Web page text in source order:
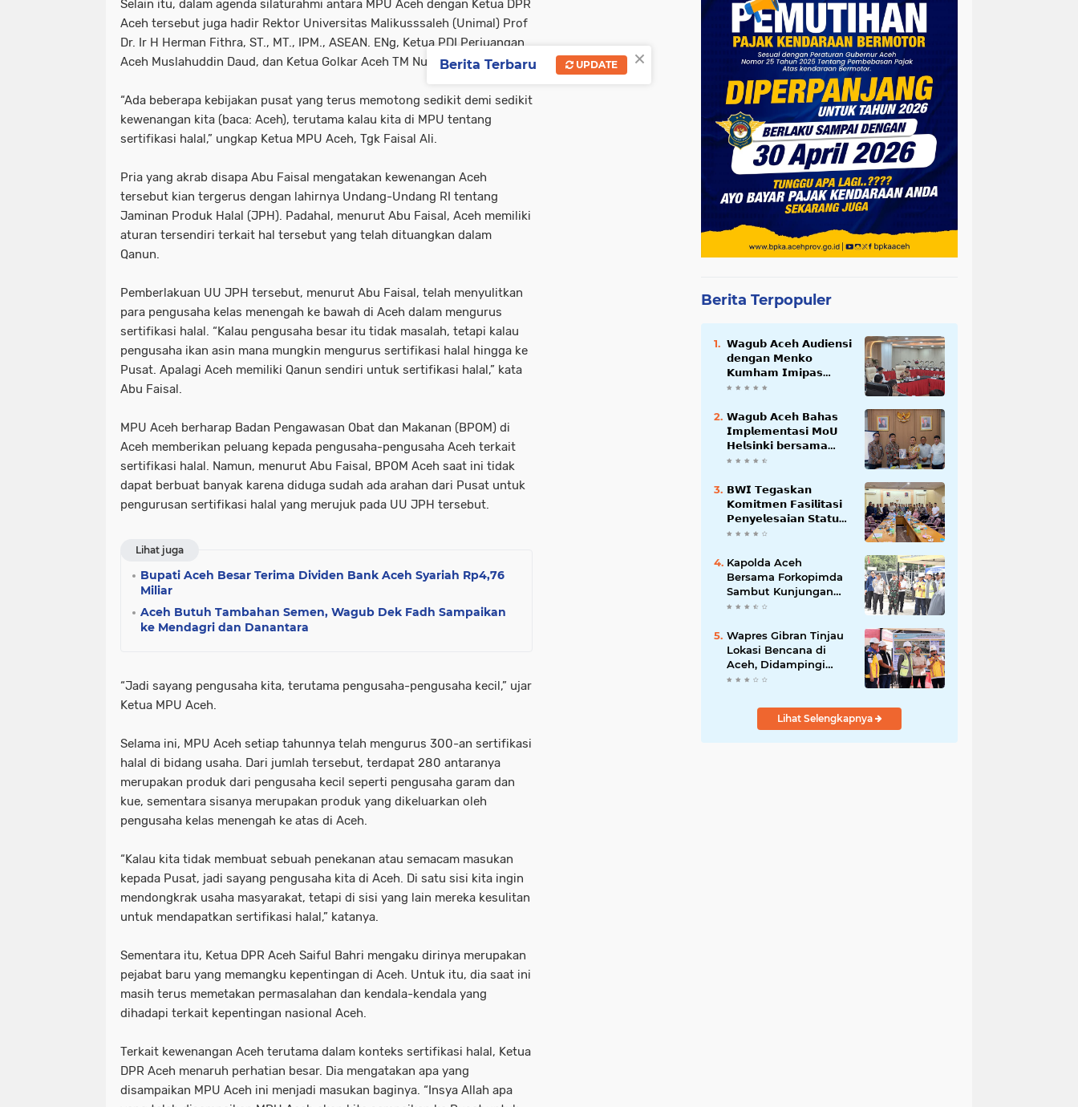
Selain itu, dalam agenda silaturahmi antara MPU Aceh dengan Ketua DPR
Aceh tersebut juga hadir Rektor Universitas Malikusssaleh (Unimal) Prof
Dr. Ir H Herman Fithra, ST., MT., IPM., ASEAN. ENg, Ketua PDI Perjuangan
Aceh Muslahuddin Daud, dan Ketua Golkar Aceh TM Nurlif.
“Ada beberapa kebijakan pusat yang terus memotong sedikit demi sedikit
kewenangan kita (baca: Aceh), terutama kalau kita di MPU tentang
sertifikasi halal,” ungkap Ketua MPU Aceh, Tgk Faisal Ali.
Pria yang akrab disapa Abu Faisal mengatakan kewenangan Aceh
tersebut kian tergerus dengan lahirnya Undang-Undang RI tentang
Jaminan Produk Halal (JPH). Padahal, menurut Abu Faisal, Aceh memiliki
aturan tersendiri terkait hal tersebut yang telah dituangkan dalam
Qanun.
Pemberlakuan UU JPH tersebut, menurut Abu Faisal, telah menyulitkan
para pengusaha kelas menengah ke bawah di Aceh dalam mengurus
sertifikasi halal. “Kalau pengusaha besar itu tidak masalah, tetapi kalau
pengusaha ikan asin mana mungkin mengurus sertifikasi halal hingga ke
Pusat. Apalagi Aceh memiliki Qanun sendiri untuk sertifikasi halal,” kata
Abu Faisal.
MPU Aceh berharap Badan Pengawasan Obat dan Makanan (BPOM) di
Aceh memberikan peluang kepada pengusaha-pengusaha Aceh terkait
sertifikasi halal. Namun, menurut Abu Faisal, BPOM Aceh saat ini tidak
dapat berbuat banyak karena diduga sudah ada arahan dari Pusat untuk
pengurusan sertifikasi halal yang merujuk pada UU JPH tersebut.
Lihat juga
Bupati Aceh Besar Terima Dividen Bank Aceh Syariah Rp4,76
Miliar
Aceh Butuh Tambahan Semen, Wagub Dek Fadh Sampaikan
ke Mendagri dan Danantara
“Jadi sayang pengusaha kita, terutama pengusaha-pengusaha kecil,” ujar
Ketua MPU Aceh.
Selama ini, MPU Aceh setiap tahunnya telah mengurus 300-an sertifikasi
halal di bidang usaha. Dari jumlah tersebut, terdapat 280 antaranya
merupakan produk dari pengusaha kecil seperti pengusaha garam dan
kue, sementara sisanya merupakan produk yang dikeluarkan oleh
pengusaha kelas menengah ke atas di Aceh.
“Kalau kita tidak membuat sebuah penekanan atau semacam masukan
kepada Pusat, jadi sayang pengusaha kita di Aceh. Di satu sisi kita ingin
mendongkrak usaha masyarakat, tetapi di sisi yang lain mereka kesulitan
untuk mendapatkan sertifikasi halal,” katanya.
Sementara itu, Ketua DPR Aceh Saiful Bahri mengaku dirinya merupakan
pejabat baru yang memangku kepentingan di Aceh. Untuk itu, dia saat ini
masih terus memetakan permasalahan dan kendala-kendala yang
dihadapi terkait kepentingan nasional Aceh.
Terkait kewenangan Aceh terutama dalam konteks sertifikasi halal, Ketua
DPR Aceh menaruh perhatian besar. Dia mengatakan apa yang
disampaikan MPU Aceh ini menjadi masukan baginya. “Insya Allah apa
Berita Terpopuler
𝗪𝗮𝗴𝘂𝗯 𝗔𝗰𝗲𝗵 𝗔𝘂𝗱𝗶𝗲𝗻𝘀𝗶
𝗱𝗲𝗻𝗴𝗮𝗻 𝗠𝗲𝗻𝗸𝗼
𝗞𝘂𝗺𝗵𝗮𝗺 𝗜𝗺𝗶𝗽𝗮𝘀
𝗧𝗲𝗿𝗸𝗮𝗶𝘁 𝗦𝘁𝗮𝘁𝘂𝘀 𝗪𝗮𝗸𝗮𝗳
𝗪𝗮𝗴𝘂𝗯 𝗔𝗰𝗲𝗵 𝗕𝗮𝗵𝗮𝘀
𝗜𝗺𝗽𝗹𝗲𝗺𝗲𝗻𝘁𝗮𝘀𝗶 𝗠𝗼𝗨
𝗛𝗲𝗹𝘀𝗶𝗻𝗸𝗶 𝗯𝗲𝗿𝘀𝗮𝗺𝗮
𝗦𝗲𝗸𝗿𝗲𝘁𝗮𝗿𝗶𝗮𝘁 𝗡𝗲𝗴𝗮𝗿𝗮
𝗕𝗪𝗜 𝗧𝗲𝗴𝗮𝘀𝗸𝗮𝗻
𝗞𝗼𝗺𝗶𝘁𝗺𝗲𝗻 𝗙𝗮𝘀𝗶𝗹𝗶𝘁𝗮𝘀𝗶
𝗣𝗲𝗻𝘆𝗲𝗹𝗲𝘀𝗮𝗶𝗮𝗻 𝗦𝘁𝗮𝘁𝘂𝘀
𝗪𝗮𝗸𝗮𝗳 𝗕𝗹𝗮𝗻𝗴 𝗣𝗮𝗱𝗮𝗻𝗴
Kapolda Aceh
Bersama Forkopimda
Sambut Kunjungan
Kerja Wakil Presiden
Bireuen
Wapres Gibran Tinjau
Lokasi Bencana di
Aceh, Didampingi
Wagub Dek Fadh
Lihat Selengkapnya
×
Berita Terbaru UPDATE